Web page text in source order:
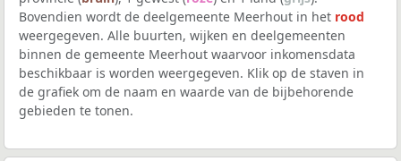
Bovendien wordt de deelgemeente Meerhout in het rood
weergegeven. Alle buurten, wijken en deelgemeenten
binnen de gemeente Meerhout waarvoor inkomensdata
beschikbaar is worden weergegeven. Klik op de staven in
de grafiek om de naam en waarde van de bijbehorende
gebieden te tonen.